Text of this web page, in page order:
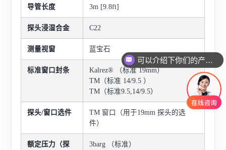
导管长度 3m [9.8ft]
探头浸湿合金 C22
测量视窗 蓝宝石
标准窗口封条
Kalrez® （标准 19mm）
TM（标准 14/9.5 ）
TM（标准9.5,14/9.5）
探头/窗口选件
TM 窗口（用于19mm 探头的选
件）
额定压力（探
3barg （标准）